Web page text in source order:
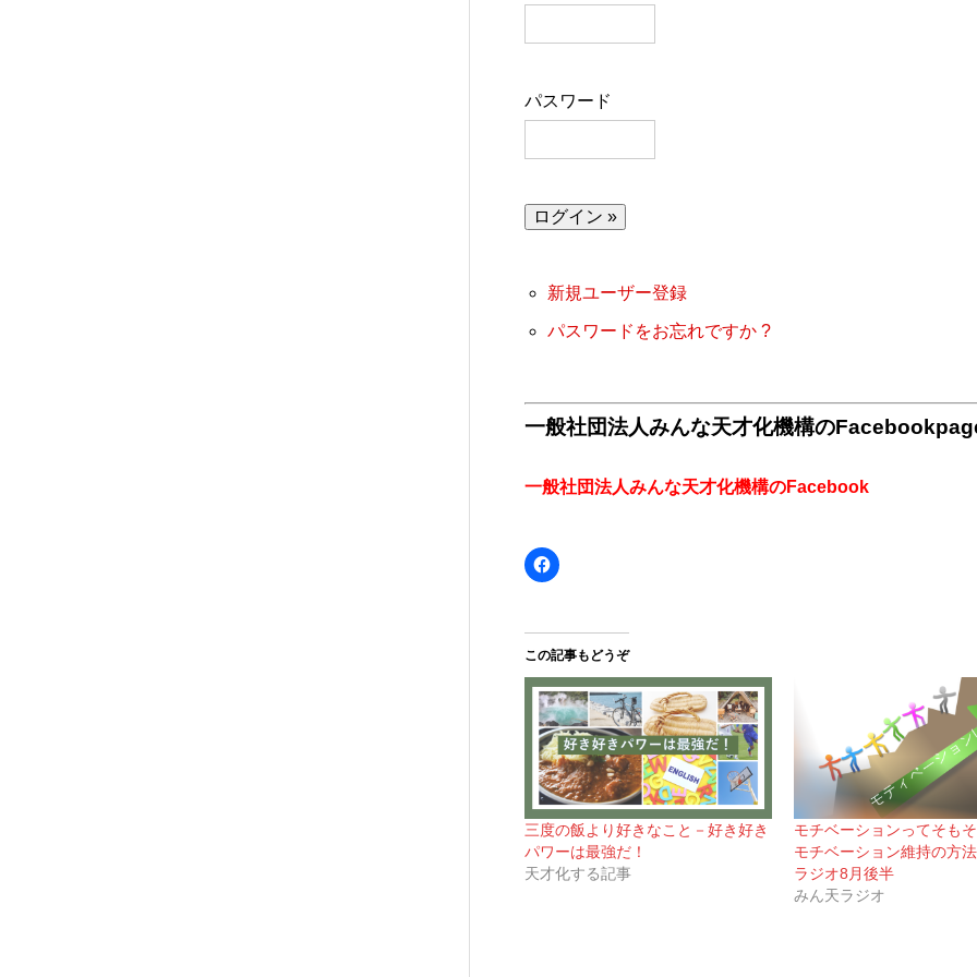
パスワード
新規ユーザー登録
パスワードをお忘れですか ?
一般社団法人みんな天才化機構の
一般社団法人みんな天才化機構のFacebook
この記事もどうぞ
三度の飯より好きなこと－好き好き
パワーは最強だ！
天才化する記事
モチベーションってそも
モチベーション維持の方
ラジオ8月後半
みん天ラジオ